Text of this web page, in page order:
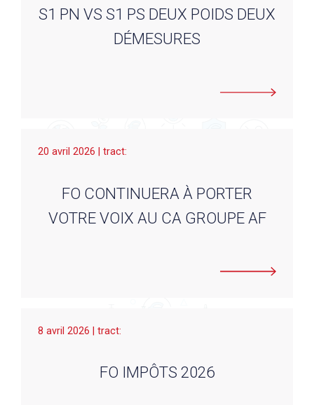
S1 PN VS S1 PS DEUX POIDS DEUX
DÉMESURES
20 avril 2026 | tract:
FO CONTINUERA À PORTER
VOTRE VOIX AU CA GROUPE AF
8 avril 2026 | tract:
FO IMPÔTS 2026